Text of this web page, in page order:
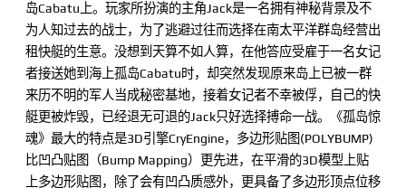
岛Cabatu上。玩家所扮演的主角Jack是一名拥有神秘背景及不
为人知过去的战士，为了逃避过往而选择在南太平洋群岛经营出
租快艇的生意。没想到天算不如人算，在他答应受雇于一名女记
者接送她到海上孤岛Cabatu时，却突然发现原来岛上已被一群
来历不明的军人当成秘密基地，接着女记者不幸被俘，自己的快
艇更被炸毁，已经退无可退的Jack只好选择搏命一战。《孤岛惊
魂》最大的特点是3D引擎CryEngine，多边形贴图(POLYBUMP)
比凹凸贴图（Bump Mapping）更先进，在平滑的3D模型上贴
上多边形贴图，除了会有凹凸质感外，更具备了多边形顶点位移